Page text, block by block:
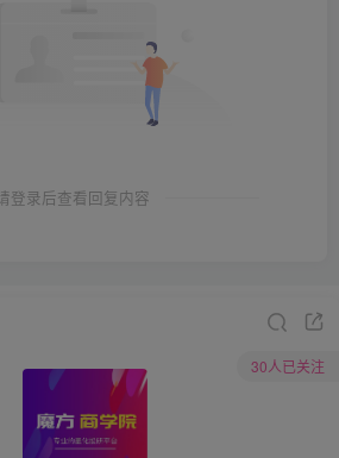
登录后查看回复内容
30人已关注